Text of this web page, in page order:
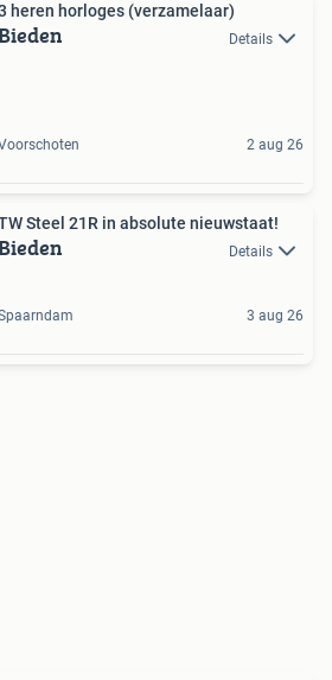
heren horloges (verzamelaar)
Details
2 aug 26
Steel 21R in absolute nieuwstaat!
Details
3 aug 26